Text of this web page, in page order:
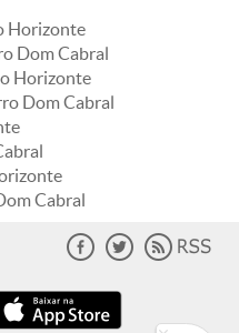
Horizonte
Dom Cabral
Horizonte
Dom Cabral
Cabral